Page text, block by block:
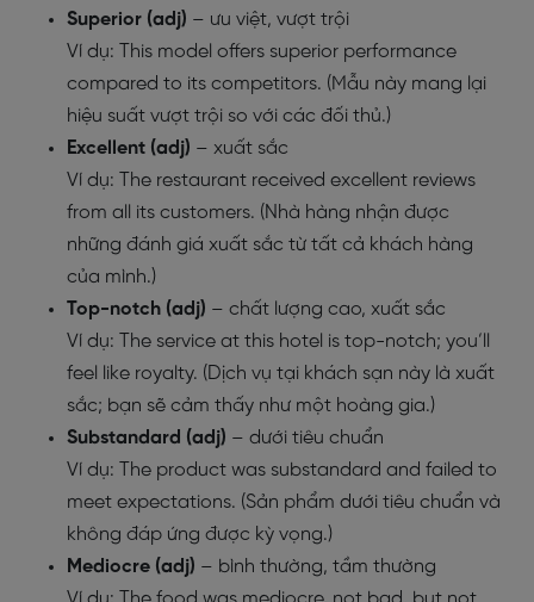
Superior (adj) – ưu việt, vượt trội
Ví dụ: This model offers superior performance
compared to its competitors. (Mẫu này mang lại
hiệu suất vượt trội so với các đối thủ.)
Excellent (adj) – xuất sắc
Ví dụ: The restaurant received excellent reviews
from all its customers. (Nhà hàng nhận được
những đánh giá xuất sắc từ tất cả khách hàng
của mình.)
Top-notch (adj) – chất lượng cao, xuất sắc
Ví dụ: The service at this hotel is top-notch; you’ll
feel like royalty. (Dịch vụ tại khách sạn này là xuất
sắc; bạn sẽ cảm thấy như một hoàng gia.)
Substandard (adj) – dưới tiêu chuẩn
Ví dụ: The product was substandard and failed to
meet expectations. (Sản phẩm dưới tiêu chuẩn và
không đáp ứng được kỳ vọng.)
Mediocre (adj) – bình thường, tầm thường